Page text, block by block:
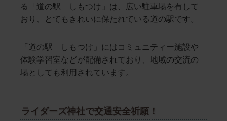
る「道の駅 しもつけ」は、広い駐車場を有して
おり、とてもきれいに保たれている道の駅です。
「道の駅 しもつけ」にはコミュニティー施設や
体験学習室などが配備されており、地域の交流の
場としても利用されています。
ライダーズ神社で交通安全祈願！